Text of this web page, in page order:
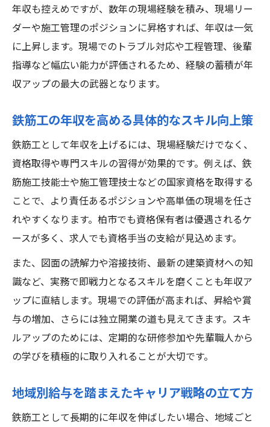
年収も控えめですが、数年の現場経験を積み、現場リー
ダーや施工管理のポジションに昇格すれば、年収は一気
に上昇します。現場でのトラブル対応や工程管理、後輩
指導など幅広い能力が評価されるため、経験の蓄積が年
収アップの最大の武器となります。
鉄筋工の年収を高める具体的なスキル向上策
鉄筋工として年収を上げるには、現場経験だけでなく、
資格取得や専門スキルの習得が効果的です。例えば、鉄
筋施工技能士や施工管理技士などの国家資格を取得する
ことで、より責任あるポジションや高単価の現場を任さ
れやすくなります。柏市でも資格保有者は優遇されるケ
ースが多く、求人でも資格手当の支給が見込めます。
また、図面の読解力や溶接技術、最新の建築資材への知
識など、実務で即戦力となるスキルを磨くことも年収ア
ップに直結します。現場での評価が高まれば、昇給や賞
与の増加、さらには独立開業の道も見えてきます。スキ
ルアップのためには、定期的な研修参加や先輩職人から
の学びを積極的に取り入れることが大切です。
地域別給与を踏まえたキャリア戦略の立て方
鉄筋工として長期的に年収を伸ばしたい場合、地域ごと